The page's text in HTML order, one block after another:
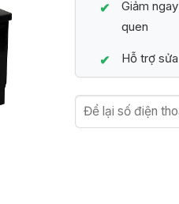
Giảm
quen
Hỗ trợ